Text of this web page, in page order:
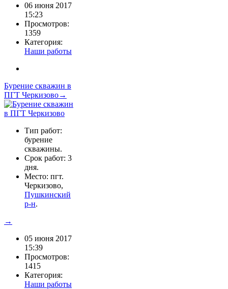
06 июня 2017
15:23
Просмотров:
1359
Категория:
Наши работы
Бурение скважин в
ПГТ Черкизово→
Тип работ:
бурение
скважины.
Срок работ: 3
дня.
Место: пгт.
Черкизово,
Пушкинский
р-н.
→
05 июня 2017
15:39
Просмотров:
1415
Категория:
Наши работы